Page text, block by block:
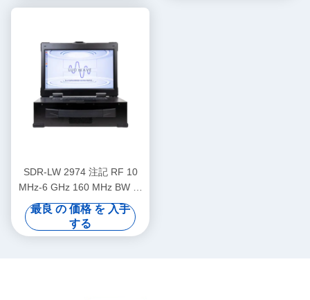
SDR-LW 2974 注記 RF 10
MHz-6 GHz 160 MHz BW 各
2チャンネル 4 × USB 30, 2 ×
SFP+ 4 × PCIE BUS i7 プロ
セッサ USRP 統合ソフトウ
最良 の 価格 を 入手
する